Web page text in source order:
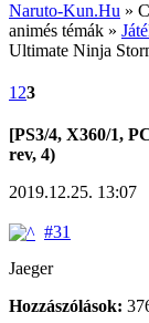
Naruto-Kun.Hu »
animés témák »
Ultimate Ninja
1 23
[PS3/4, X360/1,
rev, 4)
2019.12.25. 13:07
#31
Jaeger
Hozzászólások: